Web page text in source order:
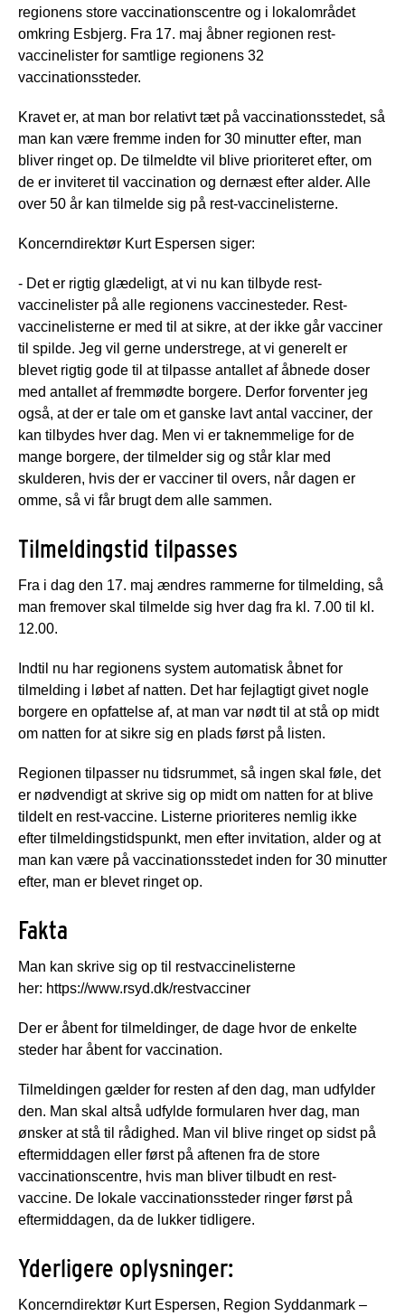
regionens store vaccinationscentre og i lokalområdet
omkring Esbjerg. Fra 17. maj åbner regionen rest-
vaccinelister for samtlige regionens 32
vaccinationssteder.
Kravet er, at man bor relativt tæt på vaccinationsstedet, så
man kan være fremme inden for 30 minutter efter, man
bliver ringet op. De tilmeldte vil blive prioriteret efter, om
de er inviteret til vaccination og dernæst efter alder. Alle
over 50 år kan tilmelde sig på rest-vaccinelisterne.
Koncerndirektør Kurt Espersen siger:
- Det er rigtig glædeligt, at vi nu kan tilbyde rest-
vaccinelister på alle regionens vaccinesteder. Rest-
vaccinelisterne er med til at sikre, at der ikke går vacciner
til spilde. Jeg vil gerne understrege, at vi generelt er
blevet rigtig gode til at tilpasse antallet af åbnede doser
med antallet af fremmødte borgere. Derfor forventer jeg
også, at der er tale om et ganske lavt antal vacciner, der
kan tilbydes hver dag. Men vi er taknemmelige for de
mange borgere, der tilmelder sig og står klar med
skulderen, hvis der er vacciner til overs, når dagen er
omme, så vi får brugt dem alle sammen.
Tilmeldingstid tilpasses
Fra i dag den 17. maj ændres rammerne for tilmelding, så
man fremover skal tilmelde sig hver dag fra kl. 7.00 til kl.
12.00.
Indtil nu har regionens system automatisk åbnet for
tilmelding i løbet af natten. Det har fejlagtigt givet nogle
borgere en opfattelse af, at man var nødt til at stå op midt
om natten for at sikre sig en plads først på listen.
Regionen tilpasser nu tidsrummet, så ingen skal føle, det
er nødvendigt at skrive sig op midt om natten for at blive
tildelt en rest-vaccine. Listerne prioriteres nemlig ikke
efter tilmeldingstidspunkt, men efter invitation, alder og at
man kan være på vaccinationsstedet inden for 30 minutter
efter, man er blevet ringet op.
Fakta
Man kan skrive sig op til restvaccinelisterne
her: https://www.rsyd.dk/restvacciner
Der er åbent for tilmeldinger, de dage hvor de enkelte
steder har åbent for vaccination.
Tilmeldingen gælder for resten af den dag, man udfylder
den. Man skal altså udfylde formularen hver dag, man
ønsker at stå til rådighed. Man vil blive ringet op sidst på
eftermiddagen eller først på aftenen fra de store
vaccinationscentre, hvis man bliver tilbudt en rest-
vaccine. De lokale vaccinationssteder ringer først på
eftermiddagen, da de lukker tidligere.
Yderligere oplysninger:
Koncerndirektør Kurt Espersen, Region Syddanmark –